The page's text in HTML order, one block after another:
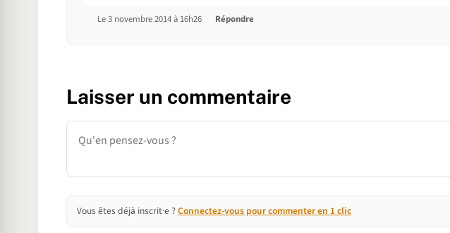
Le 3 novembre 2014 à 16h26 Répondre
Laisser un commentaire
Commentaire
Vous êtes déjà inscrit·e ? Connectez-vous pour commenter en 1 clic